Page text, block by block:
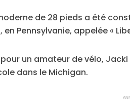
de 28 pieds a été
en Pennsylvanie, appelée «
un amateur de vélo,
dans le Michigan.